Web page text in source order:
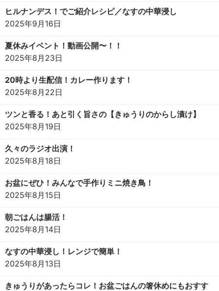
ヒルナンデス！でご紹介レシピ／なすの中華浸し
2025年9月16日
夏休みイベント！動画公開〜！！
2025年8月23日
20時より生配信！カレー作ります！
2025年8月22日
ツンと香る！あと引く旨さの【きゅうりのからし漬け】
2025年8月19日
久々のラジオ出演！
2025年8月18日
お盆にぜひ！みんなで手作りミニ焼き鳥！
2025年8月15日
朝ごはんは腸活！
2025年8月14日
なすの中華浸し！レンジで簡単！
2025年8月13日
きゅうりがあったらコレ！お盆ごはんの箸休めにもおすす